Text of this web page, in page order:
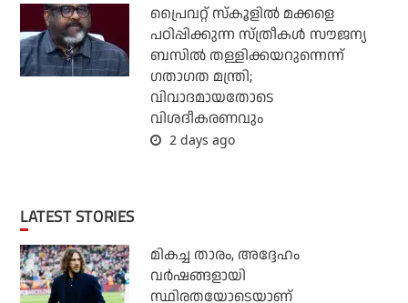
പ്രൈവറ്റ് സ്‌കൂളില്‍ മക്കളെ
പഠിപ്പിക്കുന്ന സ്ത്രീകള്‍ സൗജന്യ
ബസില്‍ തള്ളിക്കയറുന്നെന്ന്
ഗതാഗത മന്ത്രി;
വിവാദമായതോടെ
വിശദീകരണവും
2 days ago
LATEST STORIES
മികച്ച താരം, അദ്ദേഹം
വര്‍ഷങ്ങളായി
സ്ഥിരതയോടെയാണ്